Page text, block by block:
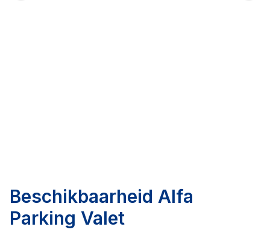
Beschikbaarheid Alfa
Parking Valet